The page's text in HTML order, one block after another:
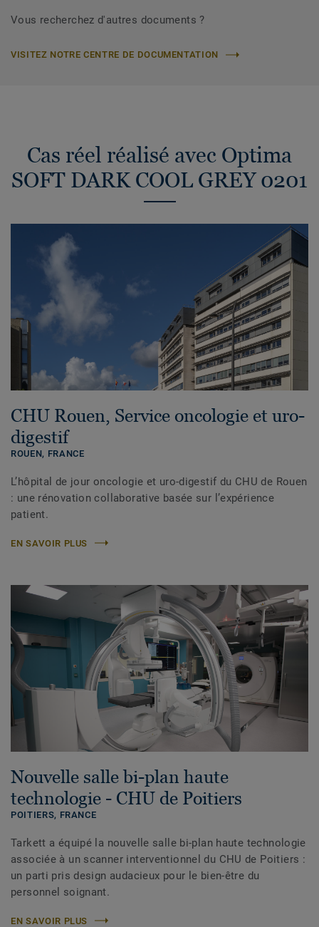
Vous recherchez d'autres documents ?
VISITEZ NOTRE CENTRE DE DOCUMENTATION
Cas réel réalisé avec Optima
SOFT DARK COOL GREY 0201
CHU Rouen, Service oncologie et uro-
digestif
ROUEN, FRANCE
L’hôpital de jour oncologie et uro-digestif du CHU de Rouen
: une rénovation collaborative basée sur l’expérience
patient.
EN SAVOIR PLUS
Nouvelle salle bi-plan haute
technologie - CHU de Poitiers
POITIERS, FRANCE
Tarkett a équipé la nouvelle salle bi-plan haute technologie
associée à un scanner interventionnel du CHU de Poitiers :
un parti pris design audacieux pour le bien-être du
personnel soignant.
EN SAVOIR PLUS